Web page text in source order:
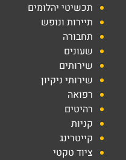
תכשיטי יהלומים
תיירות ונופש
תחבורה
שעונים
שירותים
שירותי ניקיון
רפואה
רהיטים
קניות
קייטרינג
ציוד טקטי